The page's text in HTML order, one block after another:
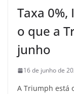
Taxa 0%,
o que a
junho
16 de junho de
A Triumph está